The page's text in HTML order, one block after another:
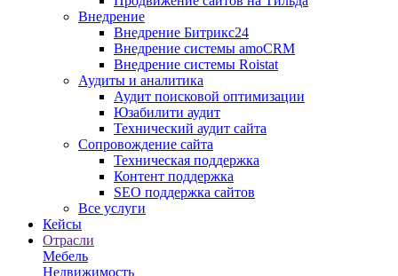
Внедрение
Внедрение Битрикс24
Внедрение системы amoCRM
Внедрение системы Roistat
Аудиты и аналитика
Аудит поисковой оптимизации
Юзабилити аудит
Технический аудит сайта
Сопровождение сайта
Техническая поддержка
Контент поддержка
SEO поддержка сайтов
Все услуги
Кейсы
Отрасли
Мебель
Недвижимость